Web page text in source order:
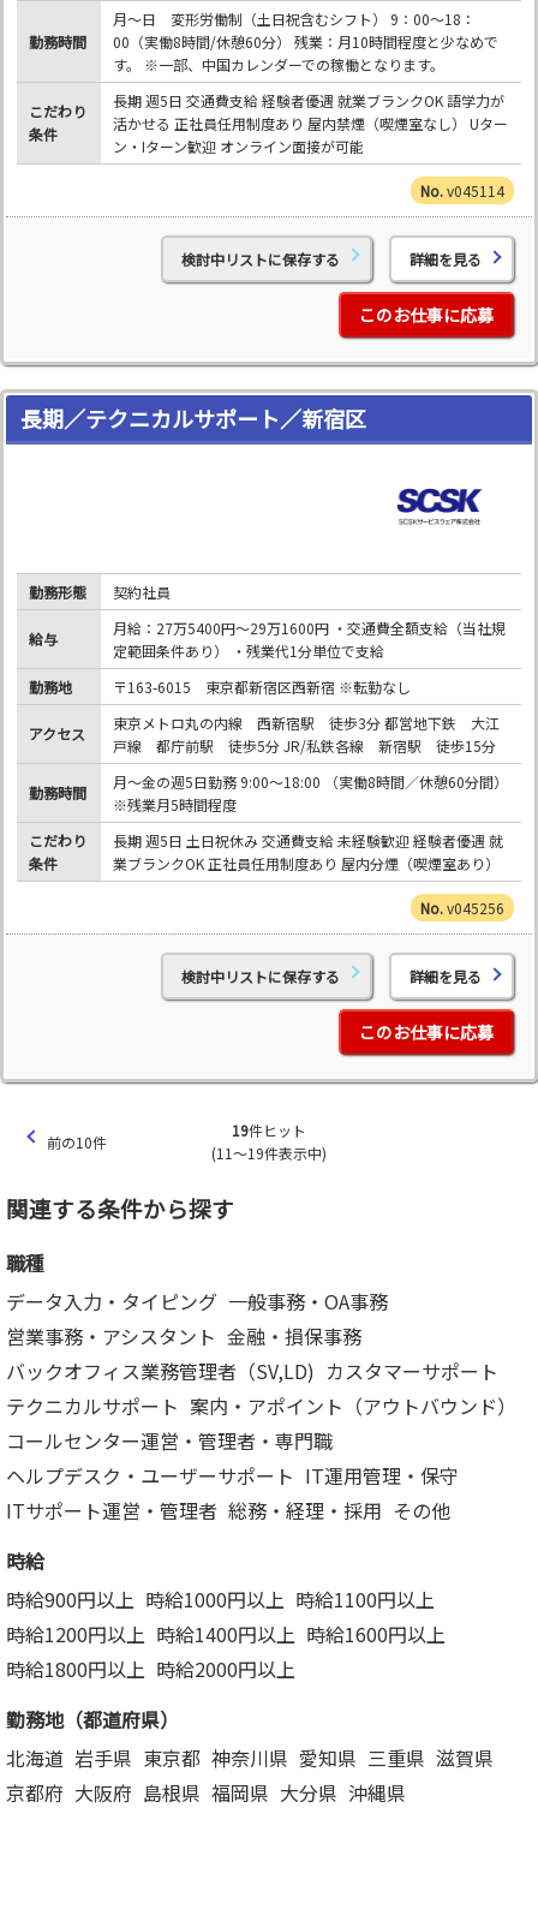
勤務時間
月～日 変形労働制（土日祝含むシフト） 9：00～18：
00（実働8時間/休憩60分） 残業：月10時間程度と少なめで
す。 ※一部、中国カレンダーでの稼働となります。
こだわり
条件
長期 週5日 交通費支給 経験者優遇 就業ブランクOK 語学力が
活かせる 正社員任用制度あり 屋内禁煙（喫煙室なし） Uター
ン・Iターン歓迎 オンライン面接が可能
v045114
検討中リストに保存する 詳細を見る
このお仕事に応募
長期／テクニカルサポート／新宿区
勤務形態 契約社員
給与
月給：27万5400円～29万1600円 ・交通費全額支給（当社規
定範囲条件あり） ・残業代1分単位で支給
勤務地
〒163-6015 東京都新宿区西新宿 ※転勤なし
アクセス
東京メトロ丸の内線 西新宿駅 徒歩3分 都営地下鉄 大江
戸線 都庁前駅 徒歩5分 JR/私鉄各線 新宿駅 徒歩15分
勤務時間
月～金の週5日勤務 9:00～18:00 （実働8時間／休憩60分間）
※残業月5時間程度
こだわり
条件
長期 週5日 土日祝休み 交通費支給 未経験歓迎 経験者優遇 就
業ブランクOK 正社員任用制度あり 屋内分煙（喫煙室あり）
v045256
検討中リストに保存する 詳細を見る
このお仕事に応募
前の10件
19件ヒット
(11～19件表示中)
関連する条件から探す
職種
データ入力・タイピング 一般事務・OA事務
営業事務・アシスタント 金融・損保事務
バックオフィス業務管理者（SV,LD) カスタマーサポート
テクニカルサポート 案内・アポイント（アウトバウンド）
コールセンター運営・管理者・専門職
ヘルプデスク・ユーザーサポート IT運用管理・保守
ITサポート運営・管理者 総務・経理・採用 その他
時給
時給900円以上 時給1000円以上 時給1100円以上
時給1200円以上 時給1400円以上 時給1600円以上
時給1800円以上 時給2000円以上
勤務地（都道府県）
北海道 岩手県 東京都 神奈川県 愛知県 三重県 滋賀県
京都府 大阪府 島根県 福岡県 大分県 沖縄県